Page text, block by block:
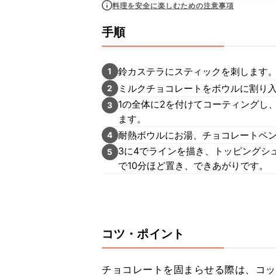
料理を安全に楽しむための注意事項
手順
1 鈴カステラにスティックを刺します。
2 ミルクチョコレートをボウルに割り
3
1の全体に2を付けてコーティングし
ます。
4 耐熱ボウルにお湯、チョコレートペ
5
3に4でラインを描き、トッピングシ
で10分ほど置き、できあがりです。
コツ・ポイント
チョコレートを固まらせる際は、コ